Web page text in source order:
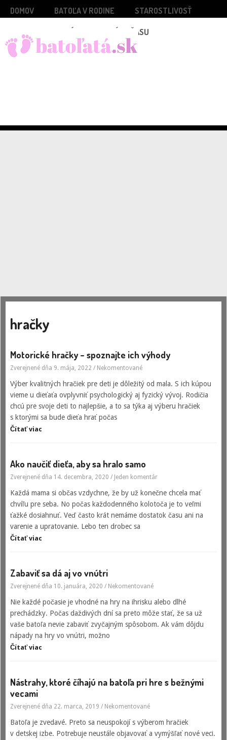
DOMOV BATOĽA V RODINE STAROSTLIVOSŤ
ZDRAVIE TRÁVENIE VOĽNÉHO ČASU
INŠPIRÁCIE A ZAUJÍMAVOSTI
hračky
Motorické hračky – spoznajte ich výhody
Zverejnené dňa 9. mája, 2022 / Nekomentované
Výber kvalitných hračiek pre deti je dôležitý od mala. S ich kúpou
vieme u dieťaťa ovplyvniť psychologický aj fyzický vývoj. Rodičia
chcú pre svoje deti to najlepšie, a to sa týka aj výberu hračiek
s ktorými sa bude dieťa hrať počas
Čítať viac
Ako naučiť dieťa, aby sa hralo samo
Zverejnené dňa 14. decembra, 2020 / Jeden komentár
Každá mama si občas vzdychne, že by už konečne chcela mať
chvíľu pre seba. No počas každodenného kolotoča je to veľmi
ťažké dosiahnuť. Veď často krát nemáme dostatok času ani na
varenie a upratovanie. Lebo ten drobec sa
Čítať viac
Zabaviť sa dá aj vo vnútri
Zverejnené dňa 10. januára, 2020 / Nekomentované
Nie každé počasie je vhodné na hry na ihrisku alebo dlhé
prechádzky. Počas daždivých dní sa preto môže stať, že sa už
vaše batoľa nevie zabaviť zvyčajným spôsobom. Ak vám dôjdu
nápady na hry vo vnútri, možno
Čítať viac
Nástrahy, ktoré číhajú na batoľa pri hre s bežnými
vecami
Zverejnené dňa 22. marca, 2019 / Nekomentované
Batoľa je zvedavé. Preto sa neuspokojí s výberom hračiek
v detskej izbe. Potrebuje neustále objavovať a vymýšľať nové veci.